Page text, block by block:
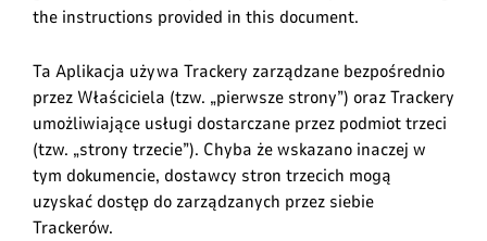
the instructions provided in this document.
Ta Aplikacja używa Trackery zarządzane bezpośrednio
przez Właściciela (tzw. „pierwsze strony”) oraz Trackery
umożliwiające usługi dostarczane przez podmiot trzeci
(tzw. „strony trzecie”). Chyba że wskazano inaczej w
tym dokumencie, dostawcy stron trzecich mogą
uzyskać dostęp do zarządzanych przez siebie
Trackerów.